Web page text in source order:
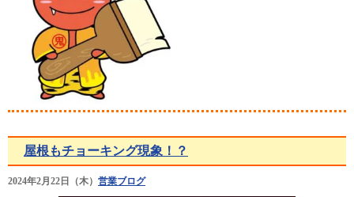
屋根もチョーキング現象！？
2024年2月22日（木） 営業ブログ